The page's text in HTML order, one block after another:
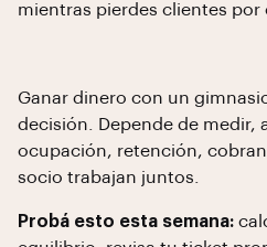
mientras pierdes clientes por
Ganar dinero con un
decisión. Depende de medir,
ocupación, retención,
socio trabajan juntos.
Probá esto esta semana: